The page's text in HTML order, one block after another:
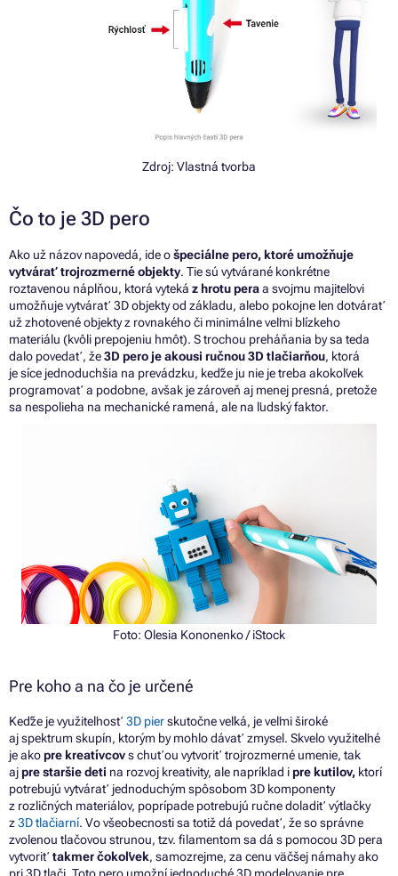
Zdroj: Vlastná tvorba
Čo to je 3D pero
Ako už názov napovedá, ide ošpeciálne pero, ktoré umožňuje
vytvárať trojrozmerné objekty. Tie sú vytvárané konkrétne
roztavenou náplňou, ktorá vyteká z hrotu peraa svojmu majiteľovi
umožňuje vytvárať 3D objekty od základu, alebo pokojne len dotvárať
už zhotovené objekty z rovnakého či minimálne veľmi blízkeho
materiálu (kvôli prepojeniu hmôt). S trochou preháňania by sa teda
dalo povedať, že3D pero je akousi ručnou 3D tlačiarňou, ktorá
je síce jednoduchšia na prevádzku, keďže ju nie je treba akokoľvek
programovať a podobne, avšak je zároveň aj menej presná, pretože
sa nespolieha na mechanické ramená, ale na ľudský faktor.
Foto: Olesia Kononenko/ iStock
Pre koho a na čo je určené
Keďže je využiteľnosť 3D pierskutočne veľká, je veľmi široké
aj spektrum skupín, ktorým by mohlo dávať zmysel. Skvelo využiteľné
je akopre kreatívcovs chuťou vytvoriť trojrozmerné umenie, tak
ajpre staršie deti na rozvoj kreativity, ale napríklad ipre kutilov, ktorí
potrebujú vytvárať jednoduchým spôsobom 3D komponenty
z rozličných materiálov, poprípade potrebujú ručne doladiť výtlačky
z3D tlačiarní. Vo všeobecnosti sa totiž dá povedať, že so správne
zvolenou tlačovou strunou, tzv. filamentom sa dá s pomocou 3D pera
vytvoriť takmer čokoľvek, samozrejme, za cenu väčšej námahy ako
pri 3D tlači. Toto pero umožní jednoduché 3D modelovanie pre